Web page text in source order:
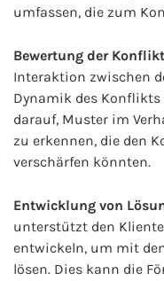
umfassen, die zum
Bewertung der
Interaktion zwischen
Dynamik des
darauf, Muster im
zu erkennen, die den
verschärfen könnten.
Entwicklung von
unterstützt den
entwickeln, um mit
lösen. Dies kann die